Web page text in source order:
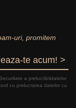
uri, promitem
te acum! >
a prelucrăriidatelor
cu prelucrarea datelor cu